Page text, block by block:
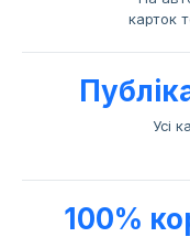
карток
Усі
100%